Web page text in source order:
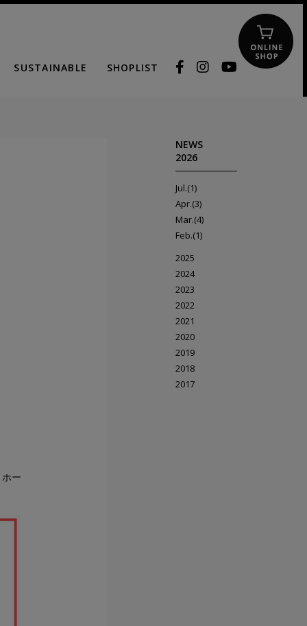
SUSTAINABLE SHOPLIST
ー
NEWS
2026
Jul.(1)
Apr.(3)
Mar.(4)
Feb.(1)
2025
2024
2023
2022
2021
2020
2019
2018
2017